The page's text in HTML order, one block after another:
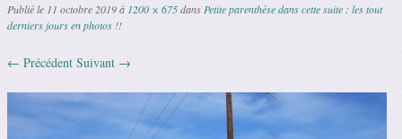
Publié le 11 octobre 2019à 1200 × 675dansPetite parenthèse dans cette suite : les tout
derniers jours en photos !!
← Précédent Suivant →